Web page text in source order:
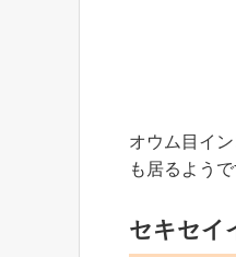
オウム目イ
も居るようで
セキセイ